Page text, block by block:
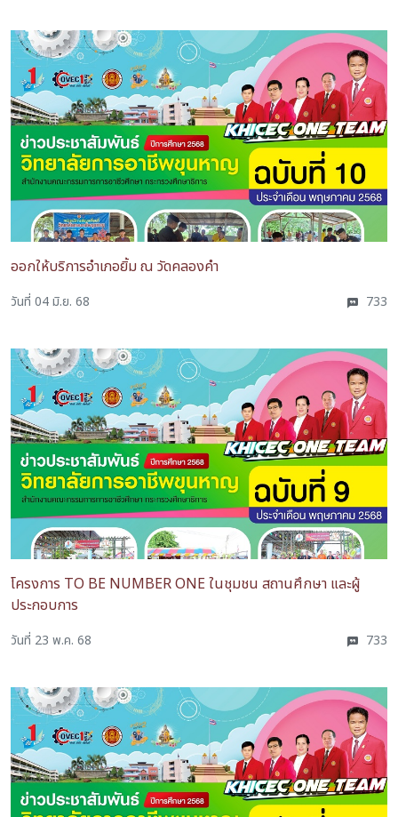
ออกให้บริการอำเภอยิ้ม ณ วัดคลองคำ
วันที่ 04 มิ.ย. 68 733
โครงการ TO BE NUMBER ONE ในชุมชน สถานศึกษา และผู้
ประกอบการ
วันที่ 23 พ.ค. 68 733